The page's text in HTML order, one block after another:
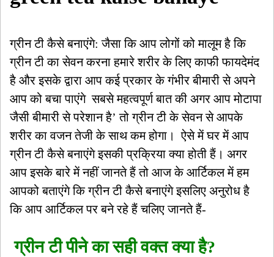
ग्रीन टी कैसे बनाएंगे: जैसा कि आप लोगों को मालूम है कि
ग्रीन टी का सेवन करना हमारे शरीर के लिए काफी फायदेमंद
है और इसके द्वारा आप कई प्रकार के गंभीर बीमारी से अपने
आप को बचा पाएंगे सबसे महत्वपूर्ण बात की अगर आप मोटापा
जैसी बीमारी से परेशान है’ तो ग्रीन टी के सेवन से आपके
शरीर का वजन तेजी के साथ कम होगा। ऐसे में घर में आप
ग्रीन टी कैसे बनाएंगे इसकी प्रक्रिया क्या होती हैं। अगर
आप इसके बारे में नहीं जानते हैं तो आज के आर्टिकल में हम
आपको बताएंगे कि ग्रीन टी कैसे बनाएंगे इसलिए अनुरोध है
कि आप आर्टिकल पर बने रहे हैं चलिए जानते हैं-
ग्रीन टी पीने का सही वक्त क्या है?